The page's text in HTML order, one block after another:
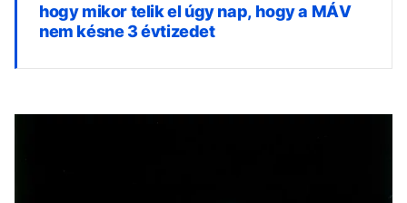
hogy mikor telik el úgy nap, hogy a MÁV
nem késne 3 évtizedet